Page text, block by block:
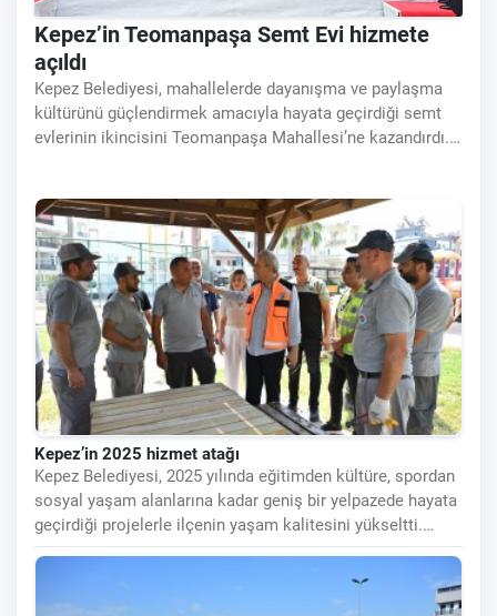
Kepez’in Teomanpaşa Semt Evi hizmete
açıldı
Kepez Belediyesi, mahallelerde dayanışma ve paylaşma
kültürünü güçlendirmek amacıyla hayata geçirdiği semt
evlerinin ikincisini Teomanpaşa Mahallesi’ne kazandırdı.
Kepez’in 2025 hizmet atağı
Kepez Belediyesi, 2025 yılında eğitimden kültüre, spordan
sosyal yaşam alanlarına kadar geniş bir yelpazede hayata
geçirdiği projelerle ilçenin yaşam kalitesini yükseltti.
İlçenin